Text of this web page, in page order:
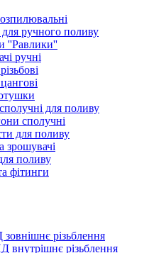
для ручного поливу
''Равлики''
ручні
для поливу
сполучні
для поливу
зрошувачі
поливу
фітинги
різьблення
внутрішнє різьблення